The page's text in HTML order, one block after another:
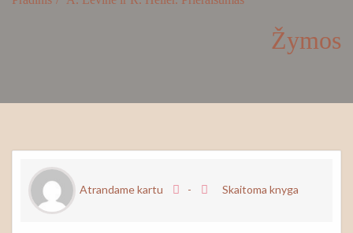
Žymos
Atrandame kartu - Skaitoma knyga